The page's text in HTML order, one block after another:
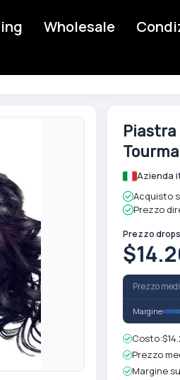
Wholesale
Skip
beginning
Piastra
Azienda
Acquisto
Prezzo
Prezzo
Prezzo
Margine
Costo:
Prezzo
Margine